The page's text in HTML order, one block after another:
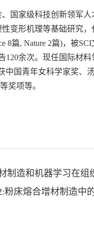
国家级科技创新领军
变形机理等基础研究
篇, Nature 2篇)，被
余次。现任国际材料
中国青年女科学家奖
奖项等。
制造和机器学习在组
粉床熔合增材制造